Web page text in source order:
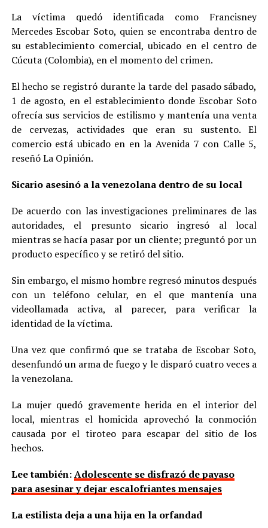
La víctima quedó identificada como Francisney
Mercedes Escobar Soto, quien se encontraba dentro de
su establecimiento comercial, ubicado en el centro de
Cúcuta (Colombia), en el momento del crimen.
El hecho se registró durante la tarde del pasado sábado,
1 de agosto, en el establecimiento donde Escobar Soto
ofrecía sus servicios de estilismo y mantenía una venta
de cervezas, actividades que eran su sustento. El
comercio está ubicado en en la Avenida 7 con Calle 5,
reseñó La Opinión.
Sicario asesinó a la venezolana dentro de su local
De acuerdo con las investigaciones preliminares de las
autoridades, el presunto sicario ingresó al local
mientras se hacía pasar por un cliente; preguntó por un
producto específico y se retiró del sitio.
Sin embargo, el mismo hombre regresó minutos después
con un teléfono celular, en el que mantenía una
videollamada activa, al parecer, para verificar la
identidad de la víctima.
Una vez que confirmó que se trataba de Escobar Soto,
desenfundó un arma de fuego y le disparó cuatro veces a
la venezolana.
La mujer quedó gravemente herida en el interior del
local, mientras el homicida aprovechó la conmoción
causada por el tiroteo para escapar del sitio de los
hechos.
Lee también:Adolescente se disfrazó de payaso
para asesinar y dejar escalofriantes mensajes
La estilista deja a una hija en la orfandad